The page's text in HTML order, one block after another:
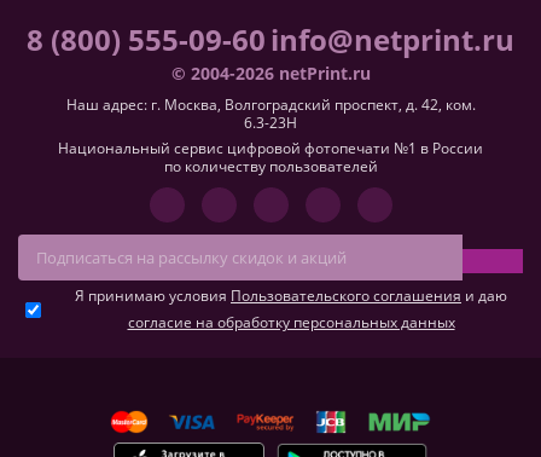
8 (800) 555-09-60info@netprint.ru
© 2004-2026 netPrint.ru
Наш адрес: г. Москва, Волгоградский проспект, д. 42, ком.
6.3-23H
Национальный сервис цифровой фотопечати №1 в России
по количеству пользователей
Я принимаю условия Пользовательского соглашения и даю
согласие на обработку персональных данных